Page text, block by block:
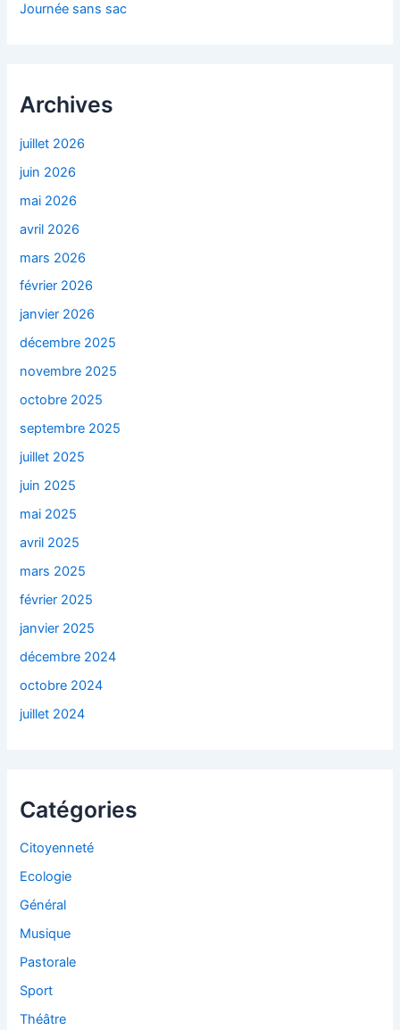
Journée sans sac
Archives
juillet 2026
juin 2026
mai 2026
avril 2026
mars 2026
février 2026
janvier 2026
décembre 2025
novembre 2025
octobre 2025
septembre 2025
juillet 2025
juin 2025
mai 2025
avril 2025
mars 2025
février 2025
janvier 2025
décembre 2024
octobre 2024
juillet 2024
Catégories
Citoyenneté
Ecologie
Général
Musique
Pastorale
Sport
Théâtre